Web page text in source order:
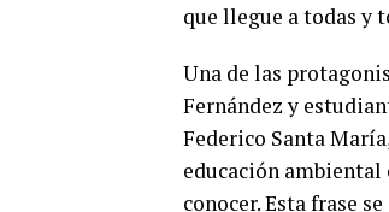
que llegue a todas y
Una de las
Fernández y
Federico Santa
educación ambiental
conocer. Esta frase